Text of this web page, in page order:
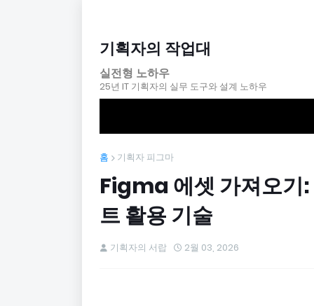
기획자의 작업대
실전형 노하우
25년 IT 기획자의 실무 도구와 설계 노하우
홈 기획자 피그마
Figma 에셋 가져오기:
트 활용 기술
기획자의 서랍 2월 03, 2026